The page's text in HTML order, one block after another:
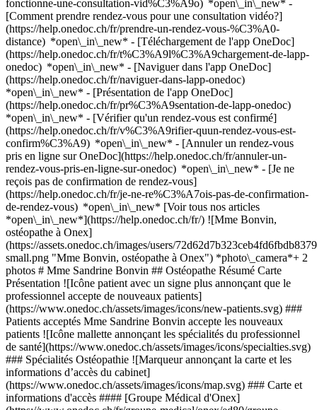
fonctionne-une-consultation-vid%C3%A9o) *open\_in\_new* -
[Comment prendre rendez-vous pour une consultation vidéo?]
(https://help.onedoc.ch/fr/prendre-un-rendez-vous-%C3%A0-
distance) *open\_in\_new* - [Téléchargement de l'app OneDoc]
(https://help.onedoc.ch/fr/t%C3%A9l%C3%A9chargement-de-lapp-
onedoc) *open\_in\_new* - [Naviguer dans l'app OneDoc]
(https://help.onedoc.ch/fr/naviguer-dans-lapp-onedoc)
*open\_in\_new* - [Présentation de l'app OneDoc]
(https://help.onedoc.ch/fr/pr%C3%A9sentation-de-lapp-onedoc)
*open\_in\_new* - [Vérifier qu'un rendez-vous est confirmé]
(https://help.onedoc.ch/fr/v%C3%A9rifier-quun-rendez-vous-est-
confirm%C3%A9) *open\_in\_new* - [Annuler un rendez-vous
pris en ligne sur OneDoc](https://help.onedoc.ch/fr/annuler-un-
rendez-vous-pris-en-ligne-sur-onedoc) *open\_in\_new* - [Je ne
reçois pas de confirmation de rendez-vous]
(https://help.onedoc.ch/fr/je-ne-re%C3%A7ois-pas-de-confirmation-
de-rendez-vous) *open\_in\_new* [Voir tous nos articles
*open\_in\_new*](https://help.onedoc.ch/fr/) ![Mme Bonvin,
ostéopathe à Onex]
(https://assets.onedoc.ch/images/users/
small.png "Mme Bonvin, ostéopathe à Onex") *photo\_camera*+ 2
photos # Mme Sandrine Bonvin ## Ostéopathe Résumé Carte
Présentation ![Icône patient avec un signe plus annonçant que le
professionnel accepte de nouveaux patients]
(https://www.onedoc.ch/assets/images/icons/new-patients.svg) ###
Patients acceptés Mme Sandrine Bonvin accepte les nouveaux
patients ![Icône mallette annonçant les spécialités du professionnel
de santé](https://www.onedoc.ch/assets/images/icons/specialties.svg)
### Spécialités Ostéopathie ![Marqueur annonçant la carte et les
informations d’accès du cabinet]
(https://www.onedoc.ch/assets/images/icons/map.svg) ### Carte et
informations d'accès #### [Groupe Médical d'Onex]